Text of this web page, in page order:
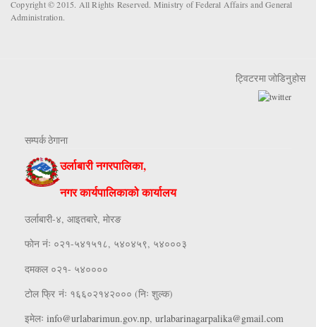
Copyright © 2015. All Rights Reserved. Ministry of Federal Affairs and General
Administration.
ट्विटरमा जोडिनुहोस
सम्पर्क ठेगाना
उर्लाबारी नगरपालिका,
नगर कार्यपालिकाको कार्यालय
उर्लाबारी-४, आइतबारे, माेरङ
फाेन नंः ०२१-५४१५१८, ५४०४५९, ५४०००३
दमकल ०२१- ५४००००
टोल फ्रि नंः १६६०२१४२००० (निः शुल्क)
इमेलः info@urlabarimun.gov.np, urlabarinagarpalika@gmail.com